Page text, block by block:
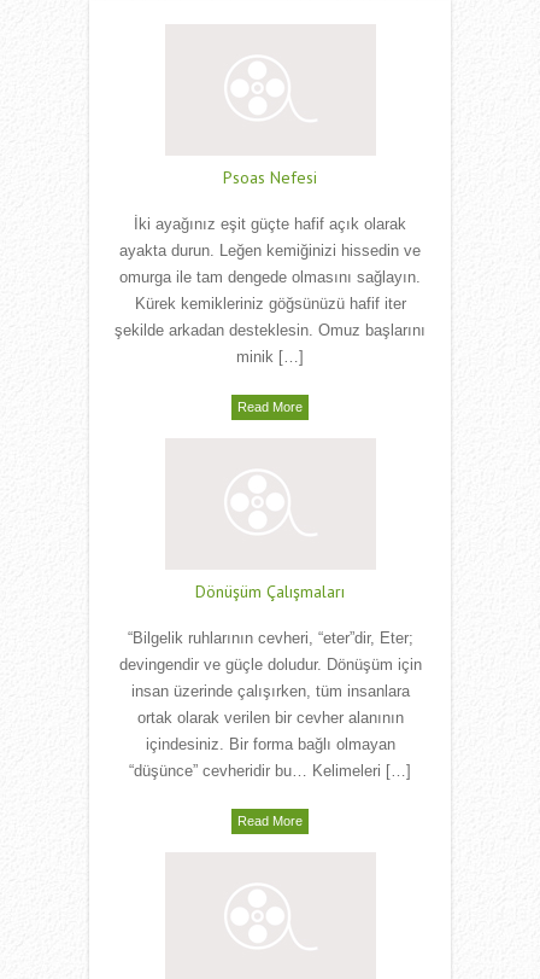
Psoas Nefesi
İki ayağınız eşit güçte hafif açık olarak
ayakta durun. Leğen kemiğinizi hissedin ve
omurga ile tam dengede olmasını sağlayın.
Kürek kemikleriniz göğsünüzü hafif iter
şekilde arkadan desteklesin. Omuz başlarını
minik […]
Read More
Dönüşüm Çalışmaları
“Bilgelik ruhlarının cevheri, “eter”dir, Eter;
devingendir ve güçle doludur. Dönüşüm için
insan üzerinde çalışırken, tüm insanlara
ortak olarak verilen bir cevher alanının
içindesiniz. Bir forma bağlı olmayan
“düşünce” cevheridir bu… Kelimeleri […]
Read More